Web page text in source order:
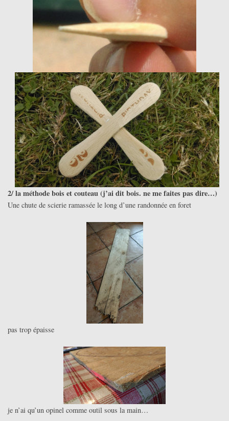
2/ la méthode bois et couteau (j’ai dit bois. ne me faites pas dire…)
Une chute de scierie ramassée le long d’une randonnée en foret
pas trop épaisse
je n’ai qu’un opinel comme outil sous la main…